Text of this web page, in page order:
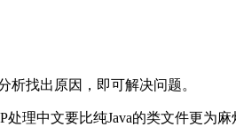
找出原因，即可解决问题。
理中文要比纯Java的类文件更为